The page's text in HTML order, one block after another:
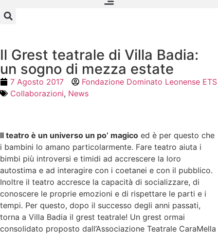
Il Grest teatrale di Villa Badia:
un sogno di mezza estate
7 Agosto 2017
Fondazione Dominato Leonense ETS
Collaborazioni, News
Il teatro è un universo un po’ magico ed è per questo che
i bambini lo amano particolarmente. Fare teatro aiuta i
bimbi più introversi e timidi ad accrescere la loro
autostima e ad interagire con i coetanei e con il pubblico.
Inoltre il teatro accresce la capacità di socializzare, di
conoscere le proprie emozioni e di rispettare le parti e i
tempi. Per questo, dopo il successo degli anni passati,
torna a Villa Badia il grest teatrale! Un grest ormai
consolidato proposto dall’Associazione Teatrale CaraMella